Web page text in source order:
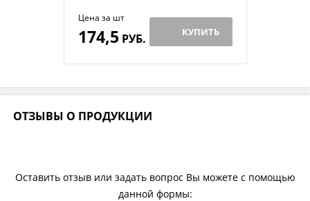
Цена за шт
174,5 РУБ. КУПИТЬ
ОТЗЫВЫ О ПРОДУКЦИИ
Оставить отзыв или задать вопрос Вы можете с помощью
данной формы: